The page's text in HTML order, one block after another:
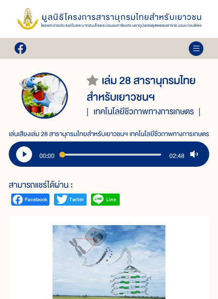
เล่ม 28 สารานุกรมไทย
สำหรับเยาวชนฯ
เทคโนโลยีชีวภาพทางการเกษตร
เล่นเสียงเล่ม 28 สารานุกรมไทยสำหรับเยาวชนฯ เทคโนโลยีชีวภาพทางการเกษตร
00:00 02:48
สามารถแชร์ได้ผ่าน :